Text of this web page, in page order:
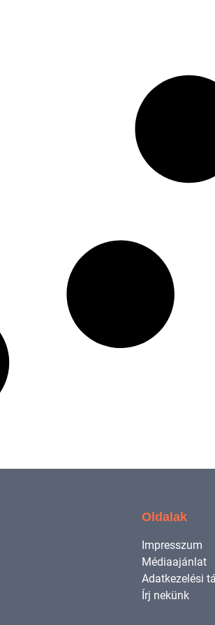
Oldalak
Impresszum
Médiaajánlat
Adatkezelési
Írj nekünk